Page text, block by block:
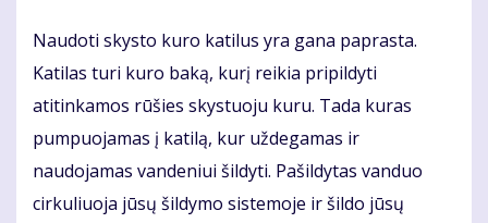
Naudoti skysto kuro katilus yra gana paprasta.
Katilas turi kuro baką, kurį reikia pripildyti
atitinkamos rūšies skystuoju kuru. Tada kuras
pumpuojamas į katilą, kur uždegamas ir
naudojamas vandeniui šildyti. Pašildytas vanduo
cirkuliuoja jūsų šildymo sistemoje ir šildo jūsų